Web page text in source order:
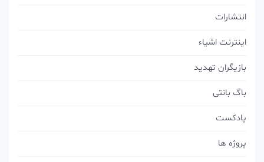
انتشارات
اینترنت اشیاء
بازیگران تهدید
باگ بانتی
پادکست
پروژه ها